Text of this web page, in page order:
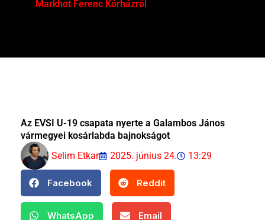
Markhot Ferenc Kórházról
Az EVSI U-19 csapata nyerte a Galambos János
vármegyei kosárlabda bajnokságot
Selim Etkar
2025. június 24. 13:29
Facebook Reddit
WhatsApp Email